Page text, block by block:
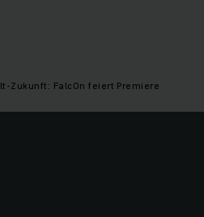
Zukunft: FalcOn feiert Premiere